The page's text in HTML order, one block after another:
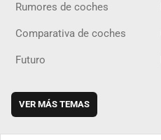
Rumores de coches
Comparativa de coches
Futuro
VER MÁS TEMAS